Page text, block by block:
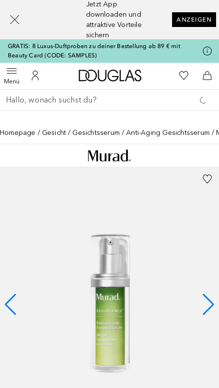
Jetzt App
downloaden und
attraktive Vorteile
sichern
ANZEIGEN
GRATIS: 8 Luxus-Duftproben zu deiner Bestellung ab 89 € mit
Beauty Card (CODE: SAMPLES)
MenüMenü öffnenZu Meinem Kundenkonto
Zur Douglas Startseite
Zu Meiner
Gehe zurück
Suche ausführen
Homepage Gesicht Gesichtsserum Anti-Aging Gesichtsserum
[navigation.slideout.screenreader]